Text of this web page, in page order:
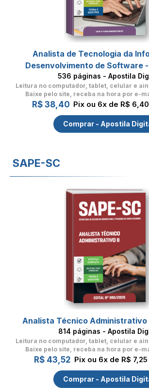
Analista de Tecnologia da
Desenvolvimento de Software -
536 páginas - Apostila
Leitura no computador, tablet, celular e
Baixe pelo site, receba na hora por e-
R$ 38,40 Pix ou 6x de R$
Comprar - Apostila
SAPE-SC
Analista Técnico Administrativo
814 páginas - Apostila
Leitura no computador, tablet, celular e
Baixe pelo site, receba na hora por e-
R$ 43,52 Pix ou 6x de R$
Comprar - Apostila